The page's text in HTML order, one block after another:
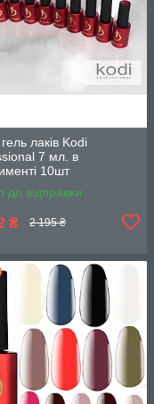
лаків Kodi
7 мл. в
10шт
до відправки
₴ 2 195 ₴